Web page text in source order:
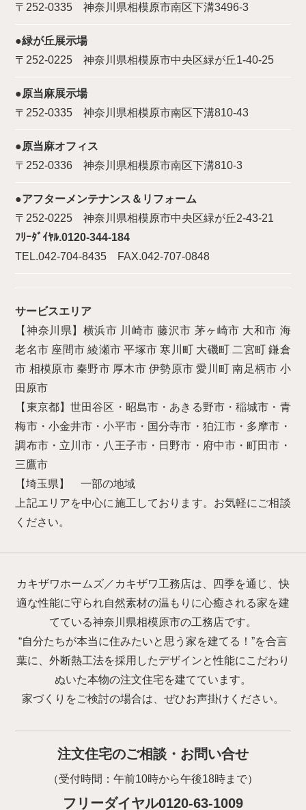
〒252-0335 神奈川県相模原市南区下溝3496-3
●緑が丘展示場
〒252-0225 神奈川県相模原市中央区緑が丘1-40-25
●原当麻展示場
〒252-0335 神奈川県相模原市南区下溝810-43
●原当麻オフィス
〒252-0336 神奈川県相模原市南区下溝810-3
●アフターメンテナンス＆リフォーム
〒252-0225 神奈川県相模原市中央区緑が丘2-43-21
ﾌﾘｰﾀﾞｲﾔﾙ.0120-344-184
TEL.042-704-8435 FAX.042-707-0848
サービスエリア
【神奈川県】横浜市 川崎市 藤沢市 茅ヶ崎市 大和市 海
老名市 座間市 綾瀬市 平塚市 寒川町 大磯町 二宮町 鎌倉
市 相模原市 秦野市 厚木市 伊勢原市 愛川町 南足柄市 小
田原市
【東京都】世田谷区・昭島市・あきる野市・稲城市・青
梅市・小金井市・小平市・国分寺市・狛江市・多摩市・
調布市・立川市・八王子市・日野市・府中市・町田市・
三鷹市
【埼玉県】 一部の地域
上記エリアを中心に施工しております。お気軽にご相談
ください。
カキザワホームズ／カキザワ工務店は、四季を通じ、快
適な性能に守られ自然素材の温もりに心癒される家を建
てている神奈川県相模原市の工務店です。
“自分たちが本当に住みたいと思う家を建てる！”を合言
葉に、外断熱工法を採用したデザインと性能にこだわり
ぬいた本物の注文住宅を建てています。
家づくりをご検討の場合は、ぜひお声掛けください。
注文住宅のご相談・お問い合せ
（受付時間：午前10時から午後18時まで）
フリーダイヤル0120-63-1009